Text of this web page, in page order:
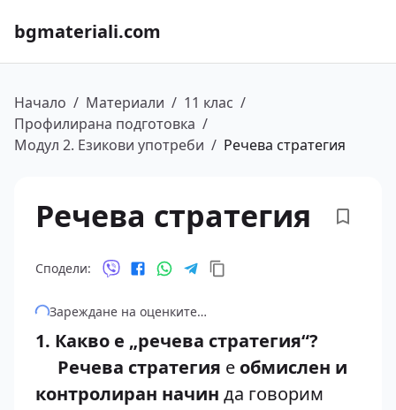
bgmateriali.com
Начало / Материали / 11 клас /
Профилирана подготовка /
Модул 2. Езикови употреби / Речева стратегия
Речева стратегия
Сподели:
Зареждане на оценките…
1. Какво е „речева стратегия“?
Речева стратегия е обмислен и
контролиран начин да говорим